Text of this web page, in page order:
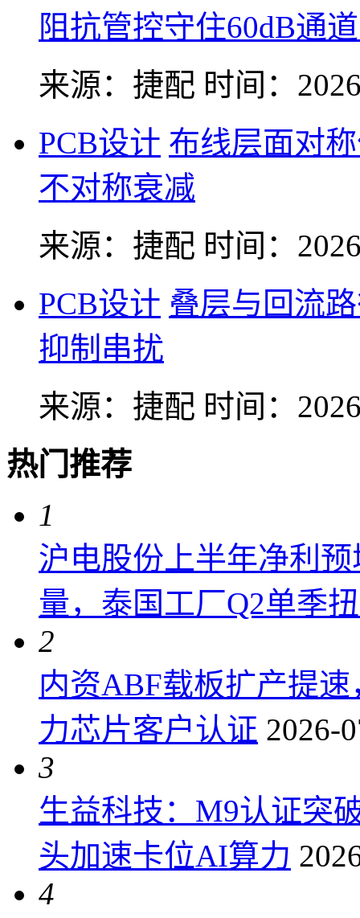
阻抗管控守住60dB通
来源：捷配 时间：
PCB设计 布线层面对
不对称衰减
来源：捷配 时间：
PCB设计 叠层与回流
抑制串扰
来源：捷配 时间：
热门推荐
1
沪电股份上半年净利
量，泰国工厂Q2单季
2
内资ABF载板扩产提
力芯片客户认证 2026-
3
生益科技：M9认证突
头加速卡位AI算力
4